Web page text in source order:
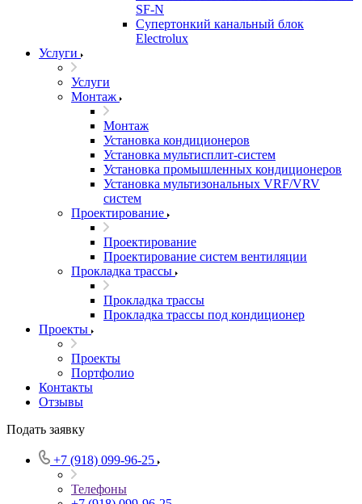
SF-N
Супертонкий канальный блок
Electrolux
Услуги
Услуги
Монтаж
Монтаж
Установка кондиционеров
Установка мультисплит-систем
Установка промышленных кондиционеров
Установка мультизональных VRF/VRV
систем
Проектирование
Проектирование
Проектирование систем вентиляции
Прокладка трассы
Прокладка трассы
Прокладка трассы под кондиционер
Проекты
Проекты
Портфолио
Контакты
Отзывы
Подать заявку
+7 (918) 099-96-25
Телефоны